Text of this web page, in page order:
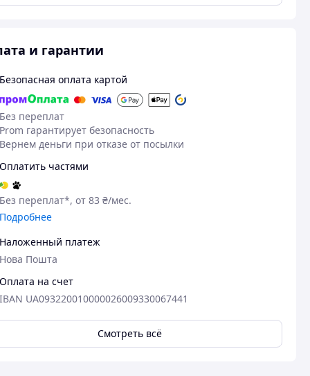
и гарантии
Безопасная оплата картой
Без переплат
Prom гарантирует безопасность
Вернем деньги при отказе от посылки
Оплатить частями
Без переплат*, от 83 ₴/мес.
Подробнее
Наложенный платеж
Нова Пошта
Оплата на счет
IBAN UA093220010000026009330067441
Смотреть всё
Сергій Т.